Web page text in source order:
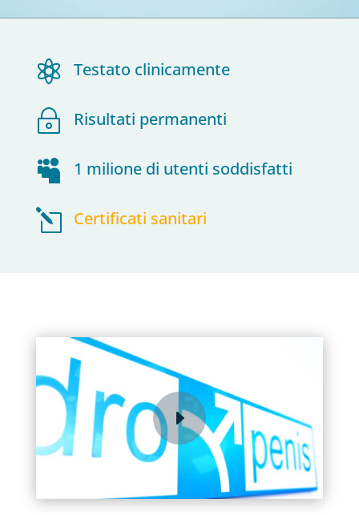
 Testato clinicamente
~ Risultati permanenti
 1 milione di utenti soddisfatti
l Certificati sanitari